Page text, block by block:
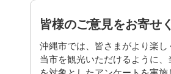
皆様のご意見をお寄せ
沖縄市では、皆さまがより楽し
当市を観光いただけるように